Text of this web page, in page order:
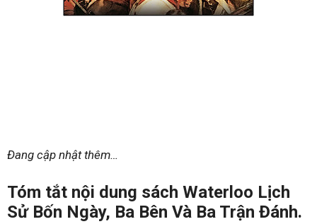
Đang cập nhật thêm…
Tóm tắt nội dung sách Waterloo Lịch
Sử Bốn Ngày, Ba Bên Và Ba Trận Đánh.